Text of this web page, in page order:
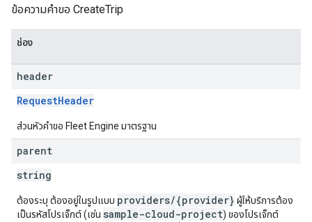
ข้อความคำขอ CreateTrip
ช่อง
header
RequestHeader
ส่วนหัวคำขอ Fleet Engine มาตรฐาน
parent
string
ต้องระบุ ต้องอยู่ในรูปแบบ providers/{provider} ผู้ให้บริการต้อง
เป็นรหัสโปรเจ็กต์ (เช่น sample-cloud-project) ของโปรเจ็กต์